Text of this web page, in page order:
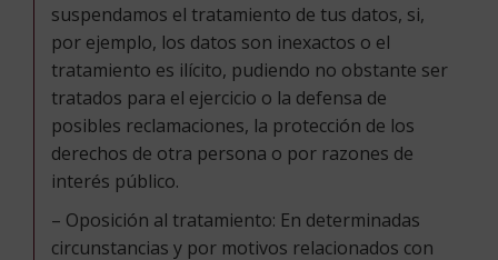
suspendamos el tratamiento de tus datos, si,
por ejemplo, los datos son inexactos o el
tratamiento es ilícito, pudiendo no obstante ser
tratados para el ejercicio o la defensa de
posibles reclamaciones, la protección de los
derechos de otra persona o por razones de
interés público.
– Oposición al tratamiento: En determinadas
circunstancias y por motivos relacionados con